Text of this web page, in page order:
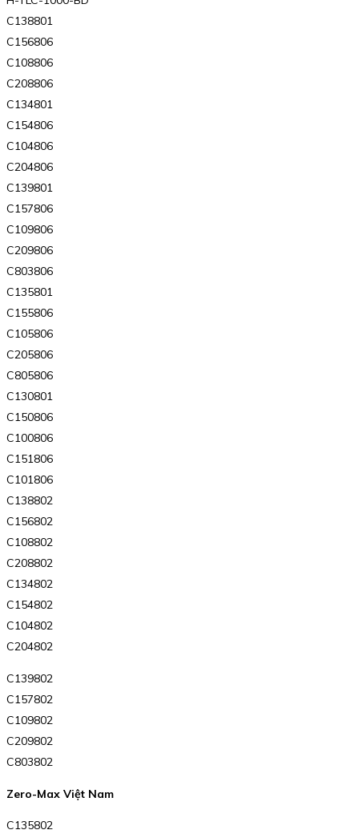
C138801
C156806
C108806
C208806
C134801
C154806
C104806
C204806
C139801
C157806
C109806
C209806
C803806
C135801
C155806
C105806
C205806
C805806
C130801
C150806
C100806
C151806
C101806
C138802
C156802
C108802
C208802
C134802
C154802
C104802
C204802
C139802
C157802
C109802
C209802
C803802
Zero-Max Việt Nam
C135802